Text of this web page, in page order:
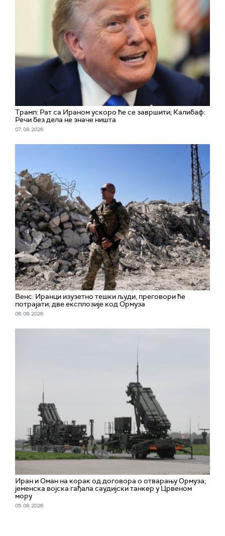
Трамп: Рат са Ираном ускоро ће се завршити; Калибаф:
Речи без дела не значе ништа
07. 08. 2026.
Венс: Иранци изузетно тешки људи, преговори ће
потрајати; две експлозије код Ормуза
06. 08. 2026.
Иран и Оман на корак од договора о отварању Ормуза;
jеменска војска гађала саудијски танкер у Црвеном
мору
05. 08. 2026.